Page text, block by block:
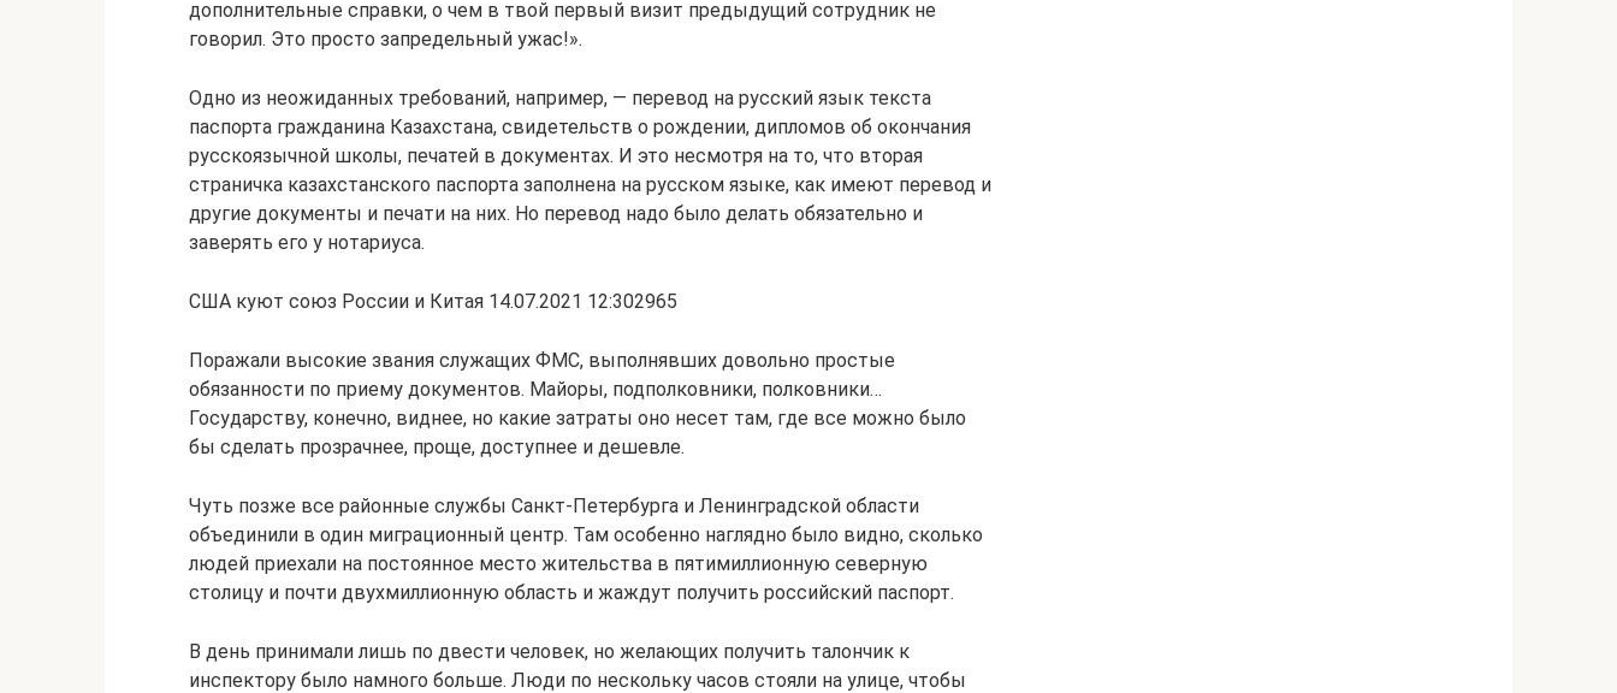
дополнительные справки, о чем в твой первый визит предыдущий сотрудник не
говорил. Это просто запредельный ужас!».
Одно из неожиданных требований, например, — перевод на русский язык текста
паспорта гражданина Казахстана, свидетельств о рождении, дипломов об окончания
русскоязычной школы, печатей в документах. И это несмотря на то, что вторая
страничка казахстанского паспорта заполнена на русском языке, как имеют перевод и
другие документы и печати на них. Но перевод надо было делать обязательно и
заверять его у нотариуса.
США куют союз России и Китая 14.07.2021 12:302965
Поражали высокие звания служащих ФМС, выполнявших довольно простые
обязанности по приему документов. Майоры, подполковники, полковники…
Государству, конечно, виднее, но какие затраты оно несет там, где все можно было
бы сделать прозрачнее, проще, доступнее и дешевле.
Чуть позже все районные службы Санкт-Петербурга и Ленинградской области
объединили в один миграционный центр. Там особенно наглядно было видно, сколько
людей приехали на постоянное место жительства в пятимиллионную северную
столицу и почти двухмиллионную область и жаждут получить российский паспорт.
В день принимали лишь по двести человек, но желающих получить талончик к
инспектору было намного больше. Люди по нескольку часов стояли на улице, чтобы